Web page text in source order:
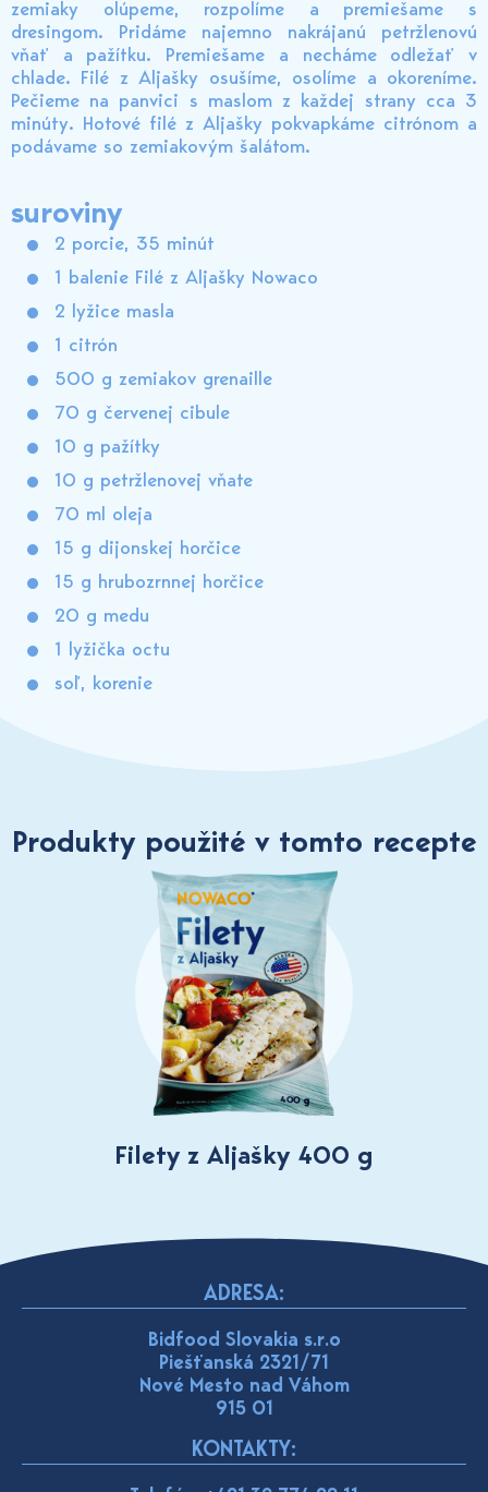
zemiaky olúpeme, rozpolíme a premiešame s
dresingom. Pridáme najemno nakrájanú petržlenovú
vňať a pažítku. Premiešame a necháme odležať v
chlade. Filé z Aljašky osušíme, osolíme a okoreníme.
Pečieme na panvici s maslom z každej strany cca 3
minúty. Hotové filé z Aljašky pokvapkáme citrónom a
podávame so zemiakovým šalátom.
suroviny
2 porcie, 35 minút
1 balenie Filé z Aljašky Nowaco
2 lyžice masla
1 citrón
500 g zemiakov grenaille
70 g červenej cibule
10 g pažítky
10 g petržlenovej vňate
70 ml oleja
15 g dijonskej horčice
15 g hrubozrnnej horčice
20 g medu
1 lyžička octu
soľ, korenie
Produkty použité v tomto recepte
Filety z Aljašky 400 g
ADRESA:
Bidfood Slovakia s.r.o
Piešťanská 2321/71
Nové Mesto nad Váhom
915 01
KONTAKTY: